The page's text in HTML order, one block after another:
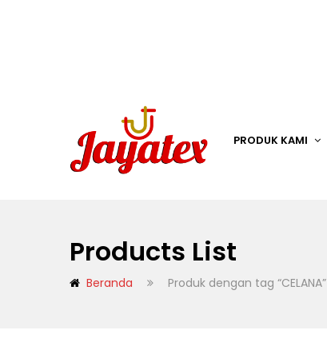
PRODUK KAMI
Products List
Beranda Produk dengan tag “CELANA”